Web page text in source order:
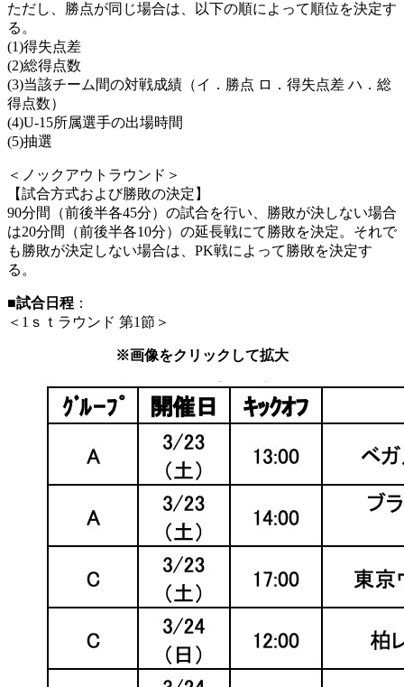
ただし、勝点が同じ場合は、以下の順によって順位を決定す
る。
(1)得失点差
(2)総得点数
(3)当該チーム間の対戦成績（イ．勝点 ロ．得失点差 ハ．総
得点数）
(4)U-15所属選手の出場時間
(5)抽選
＜ノックアウトラウンド＞
【試合方式および勝敗の決定】
90分間（前後半各45分）の試合を行い、勝敗が決しない場合
は20分間（前後半各10分）の延長戦にて勝敗を決定。それで
も勝敗が決定しない場合は、PK戦によって勝敗を決定す
る。
■試合日程 ：
＜1ｓｔラウンド 第1節＞
※画像をクリックして拡大